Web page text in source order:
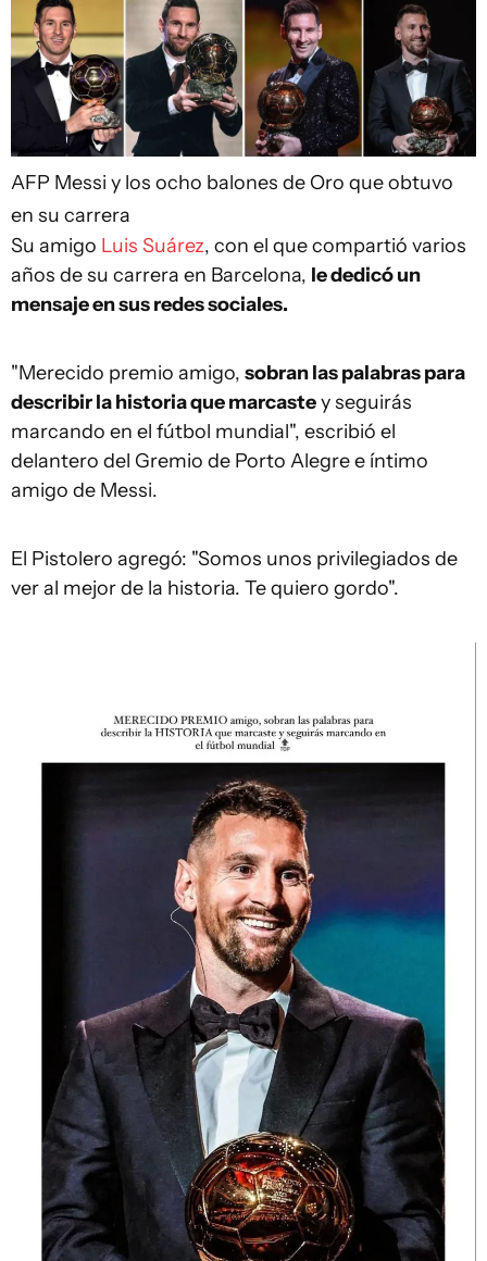
AFP Messi y los ocho balones de Oro que obtuvo
en su carrera
Su amigo Luis Suárez, con el que compartió varios
años de su carrera en Barcelona, le dedicó un
mensaje en sus redes sociales.
"Merecido premio amigo, sobran las palabras para
describir la historia que marcastey seguirás
marcando en el fútbol mundial", escribió el
delantero del Gremio de Porto Alegre e íntimo
amigo de Messi.
El Pistolero agregó: "Somos unos privilegiados de
ver al mejor de la historia. Te quiero gordo".